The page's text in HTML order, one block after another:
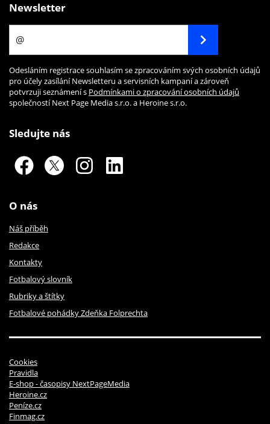
Newsletter
Odesláním registrace souhlasím se zpracováním svých osobních údajů
pro účely zasílání Newsletteru a servisních kampaní a zároveň
potvrzuji seznámení s Podmínkami o zpracování osobních údajů
společností Next Page Media s.r.o. a Heroine s.r.o.
Sledujte nás
O nás
Náš příběh
Redakce
Kontakty
Fotbalový slovník
Rubriky a štítky
Fotbalové pohádky Zdeňka Folprechta
Cookies
Pravidla
E-shop - časopisy NextPageMedia
Heroine.cz
Peníze.cz
Finmag.cz